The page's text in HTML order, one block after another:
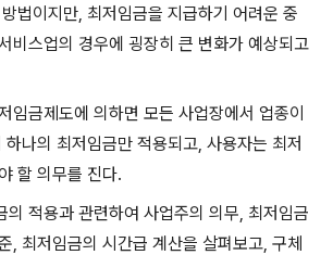
법이지만, 최저임금을 지급하기 어려운 중
비스업의 경우에 굉장히 큰 변화가 예상되고
임금제도에 의하면 모든 사업장에서 업종이
하나의 최저임금만 적용되고, 사용자는 최저
할 의무를 진다.
의 적용과 관련하여 사업주의 의무, 최저임금
, 최저임금의 시간급 계산을 살펴보고, 구체